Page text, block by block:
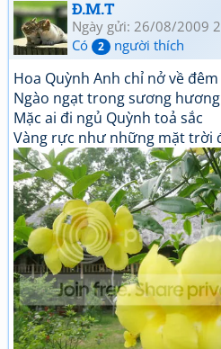
Đ.M.T
Ngày gửi: 26/08/2009
Có
2 người thích
Hoa Quỳnh Anh chỉ nở về đêm
Ngào ngạt trong sương
Mặc ai đi ngủ Quỳnh toả sắc
Vàng rực như những mặt trời